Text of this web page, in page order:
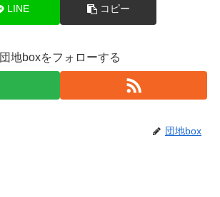
LINE コピー
団地boxをフォローする
団地box